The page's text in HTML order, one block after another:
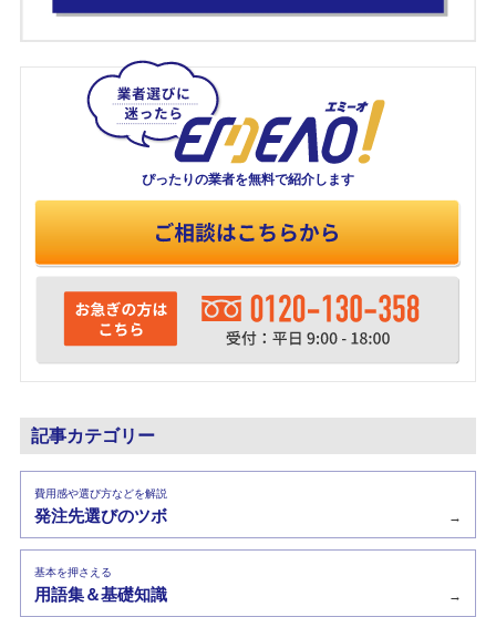
ぴったりの業者を無料で紹介します
記事カテゴリー
費用感や選び方などを解説
発注先選びのツボ →
基本を押さえる
用語集＆基礎知識 →